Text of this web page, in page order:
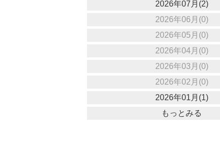
2026年07月(2)
2026年06月(0)
2026年05月(0)
2026年04月(0)
2026年03月(0)
2026年02月(0)
2026年01月(1)
もっとみる